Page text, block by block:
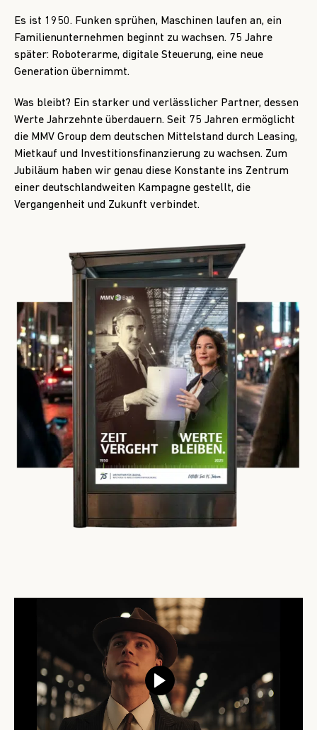
Es ist 1950. Funken sprühen, Maschinen laufen an, ein
Familienunternehmen beginnt zu wachsen. 75 Jahre
später: Roboterarme, digitale Steuerung, eine neue
Generation übernimmt.
Was bleibt? Ein starker und verlässlicher Partner, dessen
Werte Jahrzehnte überdauern. Seit 75 Jahren ermöglicht
die MMV Group dem deutschen Mittelstand durch Leasing,
Mietkauf und Investitionsfinanzierung zu wachsen. Zum
Jubiläum haben wir genau diese Konstante ins Zentrum
einer deutschlandweiten Kampagne gestellt, die
Vergangenheit und Zukunft verbindet.